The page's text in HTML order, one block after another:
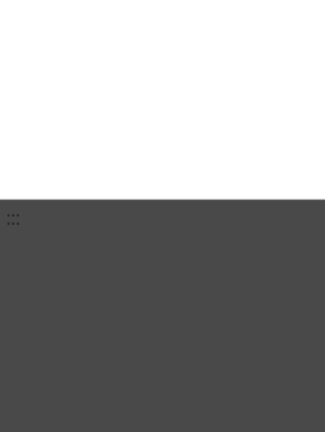
:::